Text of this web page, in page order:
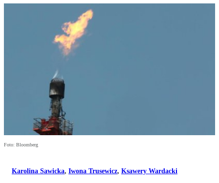
Foto: Bloomberg
Karolina Sawicka, Iwona Trusewicz, Ksawery Wardacki